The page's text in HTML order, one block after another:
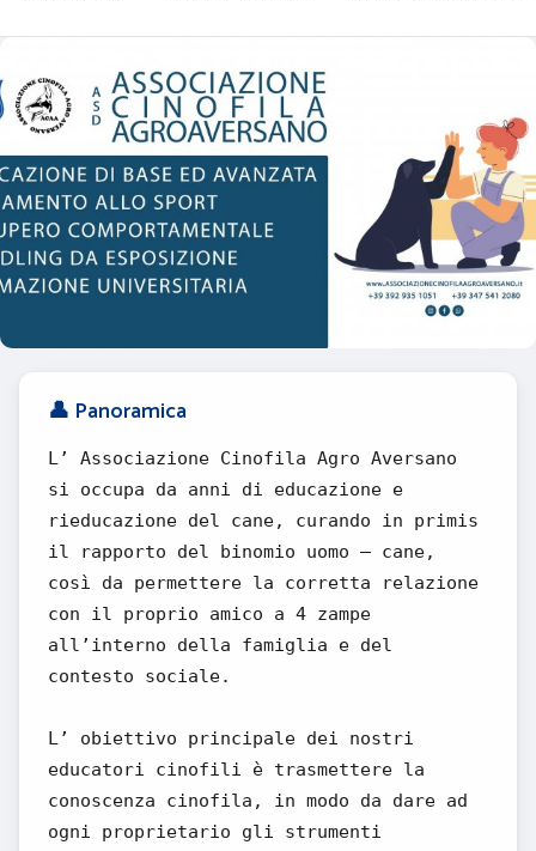
👤 Panoramica
L’ Associazione Cinofila Agro Aversano
si occupa da anni di educazione e
rieducazione del cane, curando in primis
il rapporto del binomio uomo – cane,
così da permettere la corretta relazione
con il proprio amico a 4 zampe
all’interno della famiglia e del
contesto sociale.
L’ obiettivo principale dei nostri
educatori cinofili è trasmettere la
conoscenza cinofila, in modo da dare ad
ogni proprietario gli strumenti